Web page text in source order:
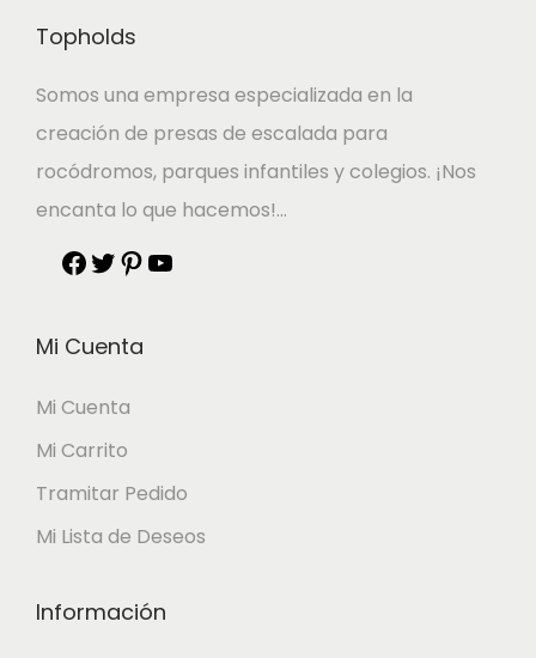
Topholds
Somos una empresa especializada en la
creación de presas de escalada para
rocódromos, parques infantiles y colegios. ¡Nos
encanta lo que hacemos!…
Mi Cuenta
Mi Cuenta
Mi Carrito
Tramitar Pedido
Mi Lista de Deseos
Información